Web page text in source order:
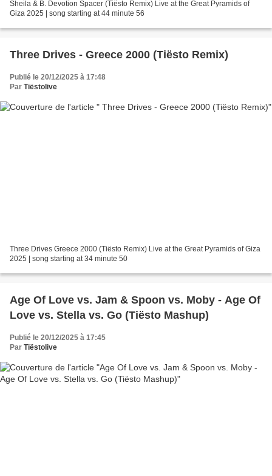
Sheila & B. Devotion Spacer (Tiësto Remix) Live at the Great Pyramids of
Giza 2025 | song starting at 44 minute 56
Three Drives - Greece 2000 (Tiësto Remix)
Publié le 20/12/2025 à 17:48
Par Tiëstolive
Three Drives Greece 2000 (Tiësto Remix) Live at the Great Pyramids of Giza
2025 | song starting at 34 minute 50
Age Of Love vs. Jam & Spoon vs. Moby - Age Of
Love vs. Stella vs. Go (Tiësto Mashup)
Publié le 20/12/2025 à 17:45
Par Tiëstolive